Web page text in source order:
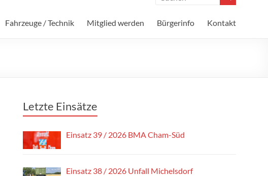
Fahrzeuge / Technik Mitglied werden Bürgerinfo Kontakt
Letzte Einsätze
Einsatz 39 / 2026 BMA Cham-Süd
Einsatz 38 / 2026 Unfall Michelsdorf